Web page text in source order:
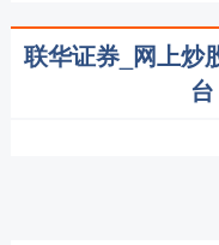
联华证券_网上炒